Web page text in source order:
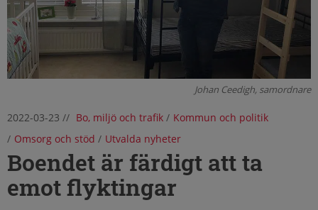
Johan Ceedigh, samordnare
2022-03-23 // Bo, miljö och trafik/ Kommun och politik
/ Omsorg och stöd / Utvalda nyheter
Boendet är färdigt att ta
emot flyktingar